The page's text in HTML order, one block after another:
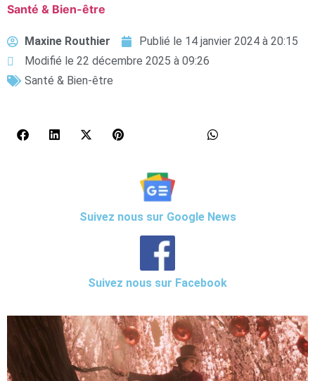
Santé & Bien-être
Maxine Routhier Publié le 14 janvier 2024 à 20:15
Modifié le 22 décembre 2025 à 09:26
Santé & Bien-être
Suivez nous sur Google News
Suivez nous sur Facebook